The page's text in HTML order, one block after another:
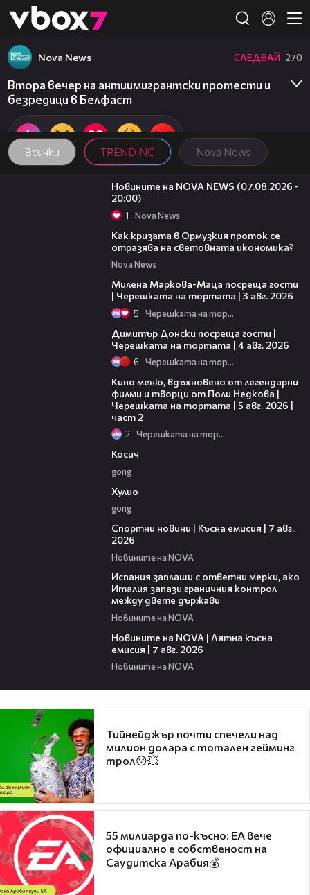
👾
Всички TRENDING Nova News
Nova News СЛЕДВАЙ 270
Втора вечер на антиимигрантски протести и
безредици в Белфаст
22:56
Новините на NOVA NEWS (07.08.2026 -
20:00)
1 Nova News
Как кризата в Ормузкия проток се
отразява на световната икономика?
Nova News
Милена Маркова-Маца посреща гости
| Черешката на тортата | 3 авг. 2026
5 Черешката на тортата
Димитър Донски посреща гости |
Черешката на тортата | 4 авг. 2026
6 Черешката на тортата
Кино меню, вдъхновено от легендарни
филми и творци от Поли Недкова |
Черешката на тортата | 5 авг. 2026 |
част 2
2 Черешката на тортата
Косич
gong
Хулио
gong
Спортни новини | Късна емисия | 7 авг.
2026
Новините на NOVA
Испания заплаши с ответни мерки, ако
Италия запази граничния контрол
между двете държави
Новините на NOVA
Новините на NOVA | Лятна късна
емисия | 7 авг. 2026
Новините на NOVA
Тийнейджър почти спечели над
милион долара с тотален гейминг
трол😯💥
55 милиарда по-късно: EA вече
официално е собственост на
Саудитска Арабия💰